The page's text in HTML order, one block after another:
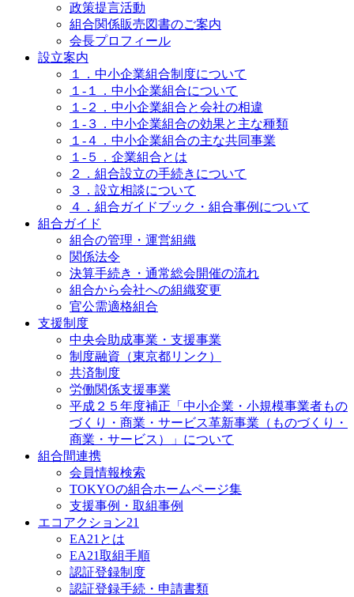
政策提言活動
組合関係販売図書のご案内
会長プロフィール
設立案内
１．中小企業組合制度について
１-１．中小企業組合について
１-２．中小企業組合と会社の相違
１-３．中小企業組合の効果と主な種類
１-４．中小企業組合の主な共同事業
１-５．企業組合とは
２．組合設立の手続きについて
３．設立相談について
４．組合ガイドブック・組合事例について
組合ガイド
組合の管理・運営組織
関係法令
決算手続き・通常総会開催の流れ
組合から会社への組織変更
官公需適格組合
支援制度
中央会助成事業・支援事業
制度融資（東京都リンク）
共済制度
労働関係支援事業
平成２５年度補正「中小企業・小規模事業者もの
づくり・商業・サービス革新事業（ものづくり・
商業・サービス）」について
組合間連携
会員情報検索
TOKYOの組合ホームページ集
支援事例・取組事例
エコアクション21
EA21とは
EA21取組手順
認証登録制度
認証登録手続・申請書類